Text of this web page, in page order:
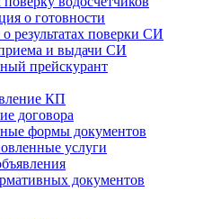
о готовности
результатах поверки СИ
и выдачи СИ
прейскурант
КП
договора
формы документов
услуги
документов